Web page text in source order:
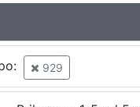
929